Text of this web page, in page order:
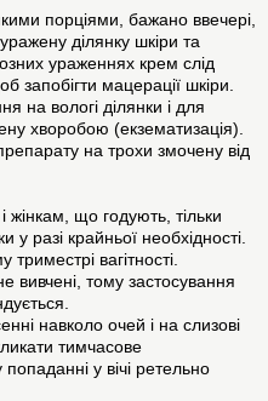
порціями, бажано ввечері,
ділянку шкіри та
ураженнях крем слід
мацерації шкіри.
на вологі ділянки і для
хворобою (екзематизація).
на трохи змочену від
жінкам, що годують, тільки
у разі крайньої необхідності.
вагітності.
вивчені, тому застосування
навколо очей і на слизові
тимчасове
у вічі ретельно